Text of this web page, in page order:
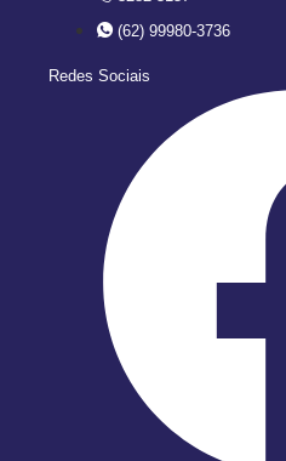
(62) 99980-3736
Redes Sociais